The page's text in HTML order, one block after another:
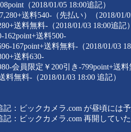
（2018/01/05 18:00追記）
送料540-（先払い）（2018/01/
送料無料-（2018/01/03 18:00追記）
162point+送料500-
167point+送料無料-（2018/01/03
送料630-
会員限定￥200引き-799point+送料
料無料-（2018/01/03 18:00 追記）
記：ビックカメラ.com が昼頃には
記：ビックカメラ.com 再開していた